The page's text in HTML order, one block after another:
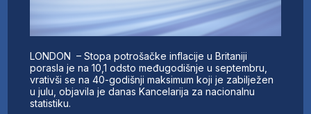
LONDON – Stopa potrošačke inflacije u Britaniji
porasla je na 10,1 odsto međugodišnje u septembru,
vrativši se na 40-godišnji maksimum koji je zabilježen
u julu, objavila je danas Kancelarija za nacionalnu
statistiku.